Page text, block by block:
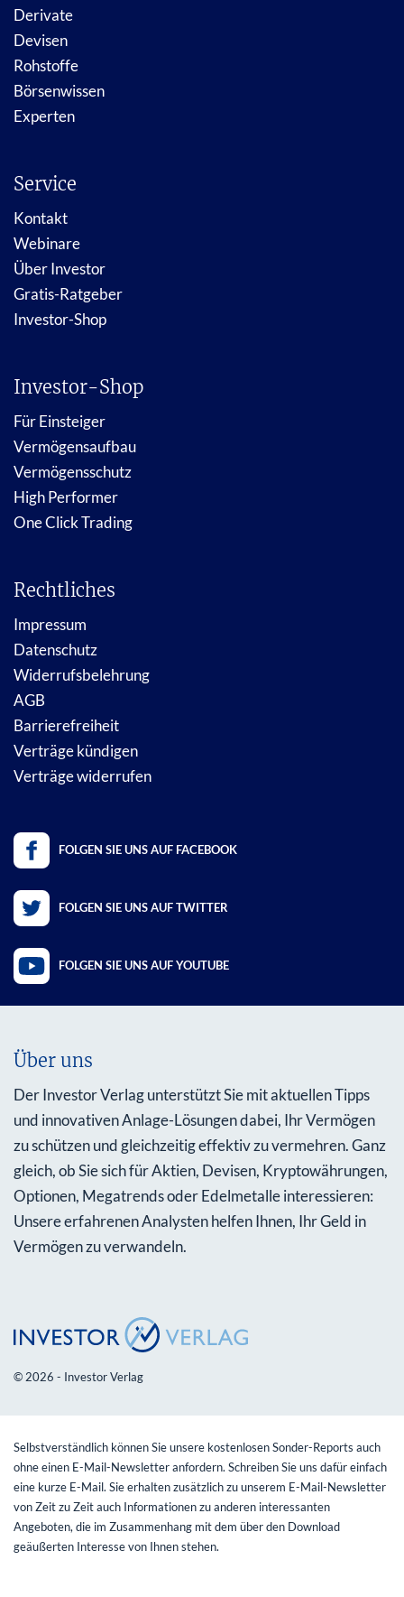
Derivate
Devisen
Rohstoffe
Börsenwissen
Experten
Service
Kontakt
Webinare
Über Investor
Gratis-Ratgeber
Investor-Shop
Investor-Shop
Für Einsteiger
Vermögensaufbau
Vermögensschutz
High Performer
One Click Trading
Rechtliches
Impressum
Datenschutz
Widerrufsbelehrung
AGB
Barrierefreiheit
Verträge kündigen
Verträge widerrufen
FOLGEN SIE UNS AUF FACEBOOK
FOLGEN SIE UNS AUF TWITTER
FOLGEN SIE UNS AUF YOUTUBE
Über uns
Der Investor Verlag unterstützt Sie mit aktuellen Tipps
und innovativen Anlage-Lösungen dabei, Ihr Vermögen
zu schützen und gleichzeitig effektiv zu vermehren. Ganz
gleich, ob Sie sich für Aktien, Devisen, Kryptowährungen,
Optionen, Megatrends oder Edelmetalle interessieren:
Unsere erfahrenen Analysten helfen Ihnen, Ihr Geld in
Vermögen zu verwandeln.
© 2026 - Investor Verlag
Selbstverständlich können Sie unsere kostenlosen Sonder-Reports auch
ohne einen E-Mail-Newsletter anfordern. Schreiben Sie uns dafür einfach
eine kurze E-Mail. Sie erhalten zusätzlich zu unserem E-Mail-Newsletter
von Zeit zu Zeit auch Informationen zu anderen interessanten
Angeboten, die im Zusammenhang mit dem über den Download
geäußerten Interesse von Ihnen stehen.